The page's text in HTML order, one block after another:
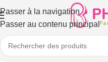
Passer à la navigation
Passer au contenu principal